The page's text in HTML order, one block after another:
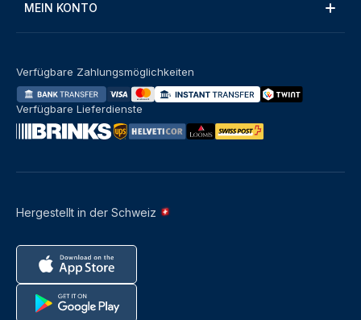
MEIN KONTO
Hergestellt in der Schweiz
Verfügbare Zahlungsmöglichkeiten
Verfügbare Lieferdienste